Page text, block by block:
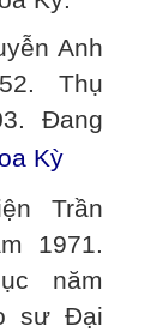
Anh
Thụ
Đang
Kỳ
Trần
1971.
năm
sư Đại